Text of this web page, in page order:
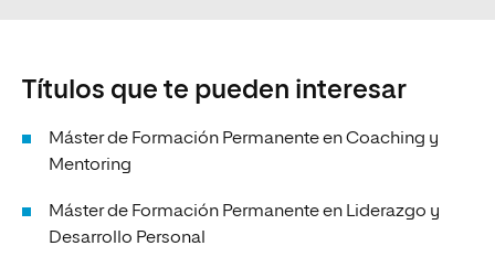
Títulos que te pueden interesar
Máster de Formación Permanente en Coaching y
Mentoring
Máster de Formación Permanente en Liderazgo y
Desarrollo Personal